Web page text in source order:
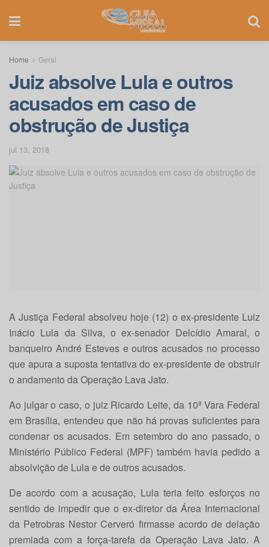
Home Geral
Juiz absolve Lula e outros
acusados em caso de
obstrução de Justiça
jul 13, 2018
A Justiça Federal absolveu hoje (12) o ex-presidente Luiz
Inácio Lula da Silva, o ex-senador Delcídio Amaral, o
banqueiro André Esteves e outros acusados no processo
que apura a suposta tentativa do ex-presidente de obstruir
o andamento da Operação Lava Jato.
Ao julgar o caso, o juiz Ricardo Leite, da 10ª Vara Federal
em Brasília, entendeu que não há provas suficientes para
condenar os acusados. Em setembro do ano passado, o
Ministério Público Federal (MPF) também havia pedido a
absolvição de Lula e de outros acusados.
De acordo com a acusação, Lula teria feito esforços no
sentido de impedir que o ex-diretor da Área Internacional
da Petrobras Nestor Cerveró firmasse acordo de delação
premiada com a força-tarefa da Operação Lava Jato. A